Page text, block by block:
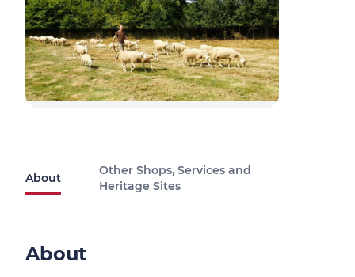
About
Other Shops, Services and
Heritage Sites
About